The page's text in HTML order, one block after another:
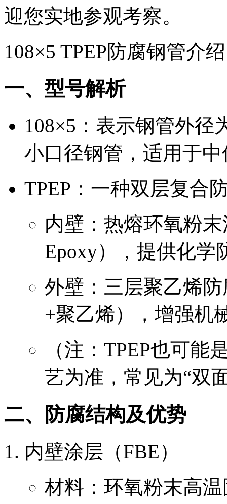
迎您实地参观考察。
108×5 TPEP防腐钢管介绍
一、型号解析
108×5：表示钢管外径
小口径钢管，适用于
TPEP：一种双层复合
内壁：热熔环氧粉末
Epoxy），提供化学
外壁：三层聚乙烯
+聚乙烯），增强机
（注：TPEP也可
艺为准，常见为“双
二、防腐结构及优势
内壁涂层（FBE）
材料：环氧粉末高